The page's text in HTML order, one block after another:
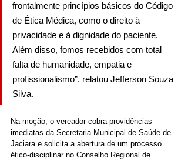
frontalmente princípios básicos do Código
de Ética Médica, como o direito à
privacidade e à dignidade do paciente.
Além disso, fomos recebidos com total
falta de humanidade, empatia e
profissionalismo”, relatou Jefferson Souza
Silva.
Na moção, o vereador cobra providências
imediatas da Secretaria Municipal de Saúde de
Jaciara e solicita a abertura de um processo
ético-disciplinar no Conselho Regional de